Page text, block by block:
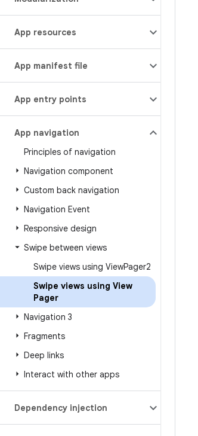
App resources
App manifest file
App entry points
App navigation
Principles of navigation
Navigation component
Custom back navigation
Navigation Event
Responsive design
Swipe between views
Swipe views using ViewPager2
Swipe views using View
Pager
Navigation 3
Fragments
Deep links
Interact with other apps
Dependency injection